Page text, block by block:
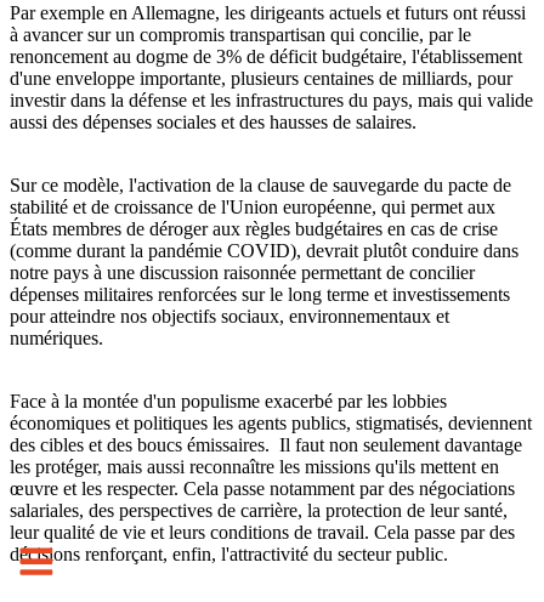
Par exemple en Allemagne, les dirigeants actuels et futurs ont réussi
à avancer sur un compromis transpartisan qui concilie, par le
renoncement au dogme de 3% de déficit budgétaire, l'établissement
d'une enveloppe importante, plusieurs centaines de milliards, pour
investir dans la défense et les infrastructures du pays, mais qui valide
aussi des dépenses sociales et des hausses de salaires.
Sur ce modèle, l'activation de la clause de sauvegarde du pacte de
stabilité et de croissance de l'Union européenne, qui permet aux
États membres de déroger aux règles budgétaires en cas de crise
(comme durant la pandémie COVID), devrait plutôt conduire dans
notre pays à une discussion raisonnée permettant de concilier
dépenses militaires renforcées sur le long terme et investissements
pour atteindre nos objectifs sociaux, environnementaux et
numériques.
Face à la montée d'un populisme exacerbé par les lobbies
économiques et politiques les agents publics, stigmatisés, deviennent
des cibles et des boucs émissaires. Il faut non seulement davantage
les protéger, mais aussi reconnaître les missions qu'ils mettent en
œuvre et les respecter. Cela passe notamment par des négociations
salariales, des perspectives de carrière, la protection de leur santé,
leur qualité de vie et leurs conditions de travail. Cela passe par des
décisions renforçant, enfin, l'attractivité du secteur public.